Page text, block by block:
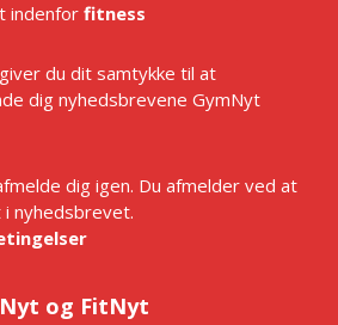
indenfor fitness
du dit samtykke til at
dig nyhedsbrevene GymNyt
dig igen. Du afmelder ved at
nyhedsbrevet.
og FitNyt